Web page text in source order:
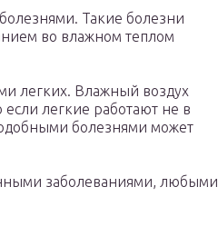
Такие болезни
во влажном теплом
легких. Влажный воздух
легкие работают не в
болезнями может
заболеваниями, любыми